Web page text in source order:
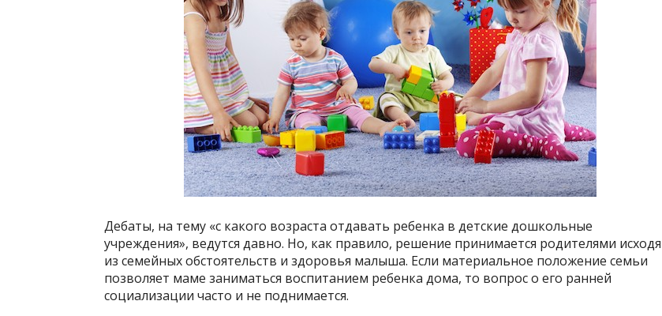
Дебаты, на тему «с какого возраста отдавать ребенка в детские дошкольные
учреждения», ведутся давно. Но, как правило, решение принимается родителями исходя
из семейных обстоятельств и здоровья малыша. Если материальное положение семьи
позволяет маме заниматься воспитанием ребенка дома, то вопрос о его ранней
социализации часто и не поднимается.